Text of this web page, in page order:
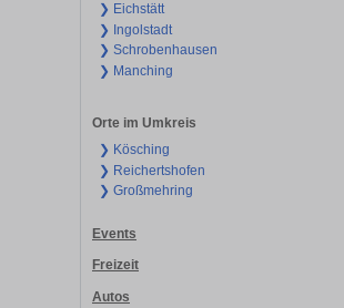
❯ Eichstätt
❯ Ingolstadt
❯ Schrobenhausen
❯ Manching
Orte im Umkreis
❯ Kösching
❯ Reichertshofen
❯ Großmehring
Events
Freizeit
Autos